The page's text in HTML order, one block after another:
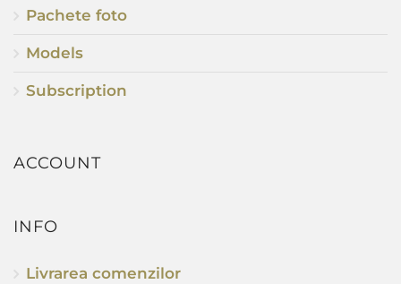
Pachete foto
Models
Subscription
ACCOUNT
INFO
Livrarea comenzilor